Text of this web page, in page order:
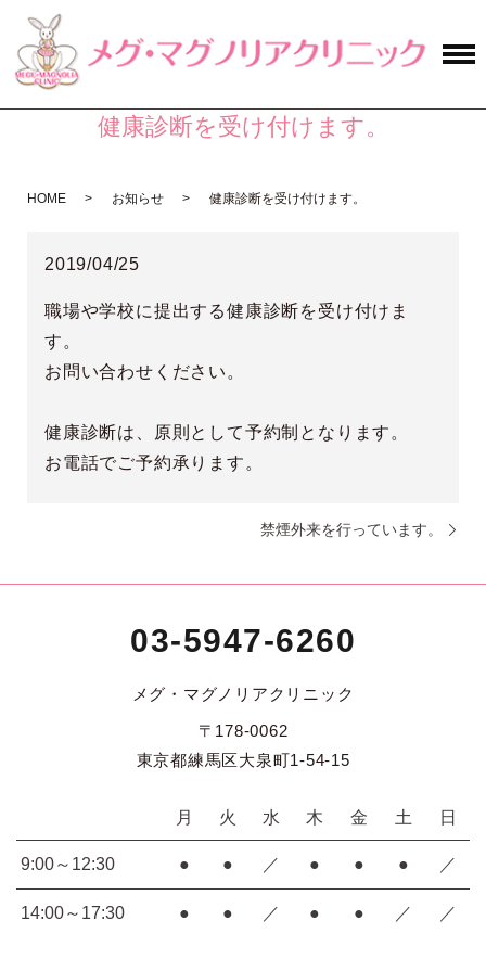
健康診断を受け付けます。
HOME お知らせ 健康診断を受け付けます。
2019/04/25
職場や学校に提出する健康診断を受け付けま
す。
お問い合わせください。
健康診断は、原則として予約制となります。
お電話でご予約承ります。
禁煙外来を行っています。
03-5947-6260
メグ・マグノリアクリニック
〒178-0062
東京都練馬区大泉町1-54-15
月 火 水 木 金 土 日
9:00～12:30 ● ● ／ ● ● ● ／
14:00～17:30 ● ● ／ ● ● ／ ／